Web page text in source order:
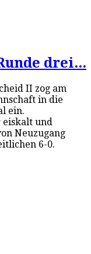
drei...
II zog am
in die
ein.
eiskalt und
Neuzugang
6-0.